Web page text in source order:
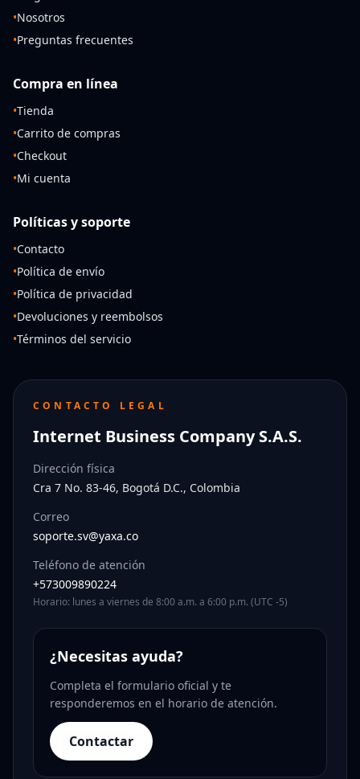
•Nosotros
•Preguntas frecuentes
Compra en línea
•Tienda
•Carrito de compras
•Checkout
•Mi cuenta
Políticas y soporte
•Contacto
•Política de envío
•Política de privacidad
•Devoluciones y reembolsos
•Términos del servicio
CONTACTO LEGAL
Internet Business Company S.A.S.
Dirección física
Cra 7 No. 83-46, Bogotá D.C., Colombia
Correo
soporte.sv@yaxa.co
Teléfono de atención
+573009890224
Horario: lunes a viernes de 8:00 a.m. a 6:00 p.m. (UTC -5)
¿Necesitas ayuda?
Completa el formulario oficial y te
responderemos en el horario de atención.
Contactar